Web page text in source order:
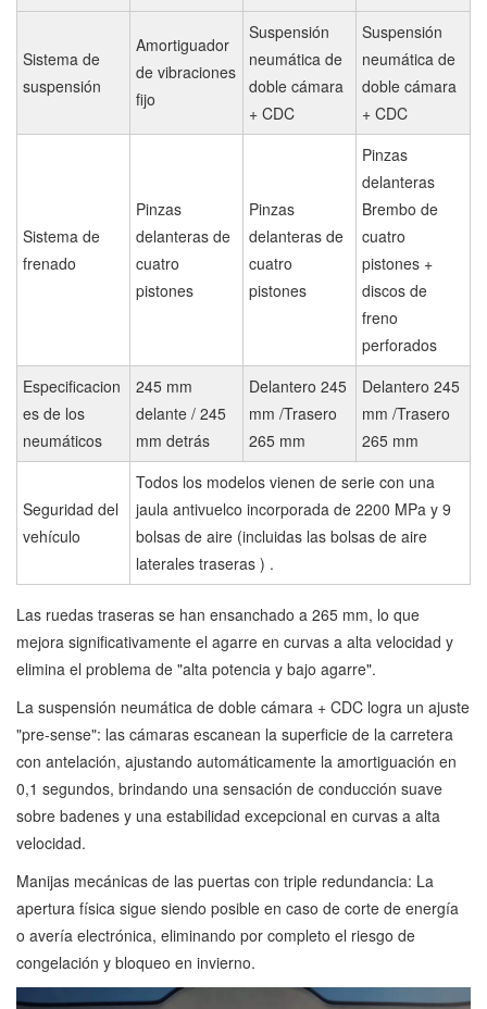
Sistema de
suspensión
Amortiguador
de vibraciones
fijo
Suspensión
neumática de
doble cámara
+ CDC
Suspensión
neumática de
doble cámara
+ CDC
Sistema de
frenado
Pinzas
delanteras de
cuatro
pistones
Pinzas
delanteras de
cuatro
pistones
Pinzas
delanteras
Brembo de
cuatro
pistones +
discos de
freno
perforados
Especificacion
es de los
neumáticos
245 mm
delante / 245
mm detrás
Delantero 245
mm /Trasero
265 mm
Delantero 245
mm /Trasero
265 mm
Seguridad del
vehículo
Todos los modelos vienen de serie con una
jaula antivuelco incorporada de 2200 MPa y 9
bolsas de aire (incluidas las bolsas de aire
laterales traseras ) .
Las ruedas traseras se han ensanchado a 265 mm, lo que
mejora significativamente el agarre en curvas a alta velocidad y
elimina el problema de "alta potencia y bajo agarre".
La suspensión neumática de doble cámara + CDC logra un ajuste
"pre-sense": las cámaras escanean la superficie de la carretera
con antelación, ajustando automáticamente la amortiguación en
0,1 segundos, brindando una sensación de conducción suave
sobre badenes y una estabilidad excepcional en curvas a alta
velocidad.
Manijas mecánicas de las puertas con triple redundancia: La
apertura física sigue siendo posible en caso de corte de energía
o avería electrónica, eliminando por completo el riesgo de
congelación y bloqueo en invierno.